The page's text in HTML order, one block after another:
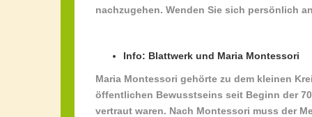
nachzugehen. Wenden Sie sich persönlich
Info: Blattwerk und Maria Montessori
Maria Montessori gehörte zu dem kleinen
öffentlichen Bewusstseins seit Beginn der
vertraut waren. Nach Montessori muss der